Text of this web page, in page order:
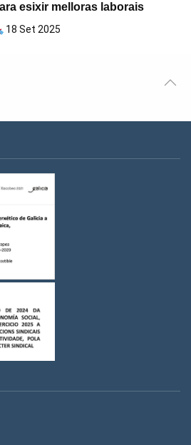
esixir melloras laborais
18 Set 2025